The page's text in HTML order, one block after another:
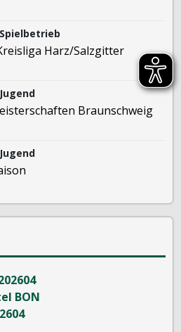
Harz/Salzgitter
Braunschweig